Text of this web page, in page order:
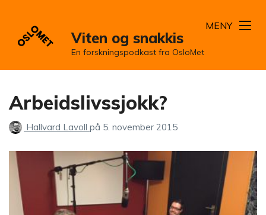
Viten og snakkis
En forskningspodkast fra OsloMet
MENY
Arbeidslivssjokk?
Hallvard Lavoll på 5. november 2015